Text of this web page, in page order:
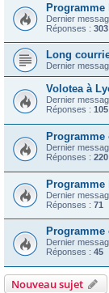
Programme
Dernier
Réponses : 303
Long
Dernier
Volotea à
Dernier
Réponses : 105
Programme
Dernier
Réponses : 220
Programme
Dernier
Réponses : 71
Programme
Dernier
Réponses : 45
Nouveau sujet